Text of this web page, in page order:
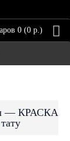
0 (0 р.)
— КРАСКА